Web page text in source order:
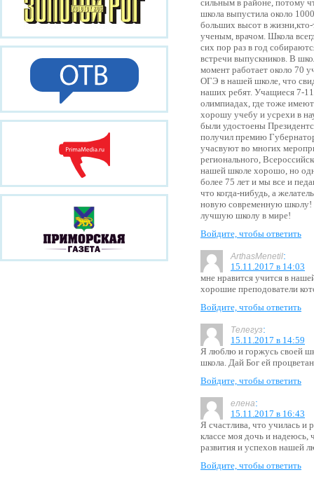
сильным в районе, потому
школа выпустила около
больших высот в
ученым, врачом. Школа
сих пор раз в год
встречи выпускников. В
момент работает около 70
ОГЭ в нашей школе, что
наших ребят. Учащиеся 7-
олимпиадах, где тоже
хорошу учебу и усрехи в
были удостоены
получил премию
учасвуют во многих
регионального,
нашей школе хорошо, но
более 75 лет и мы все и
что когда-нибудь, а
новую современную
лучшую школу в мире!
Войдите, чтобы ответить
ArthasMenetil:
15.11.2017 в 14:03
мне нравится учится в
хорошие преподователи
Войдите, чтобы ответить
Телегуз:
15.11.2017 в 14:59
Я люблю и горжусь своей
школа. Дай Бог ей
Войдите, чтобы ответить
елена:
15.11.2017 в 16:43
Я счастлива, что училась и
классе моя дочь и надеюсь,
развития и успехов нашей
Войдите, чтобы ответить